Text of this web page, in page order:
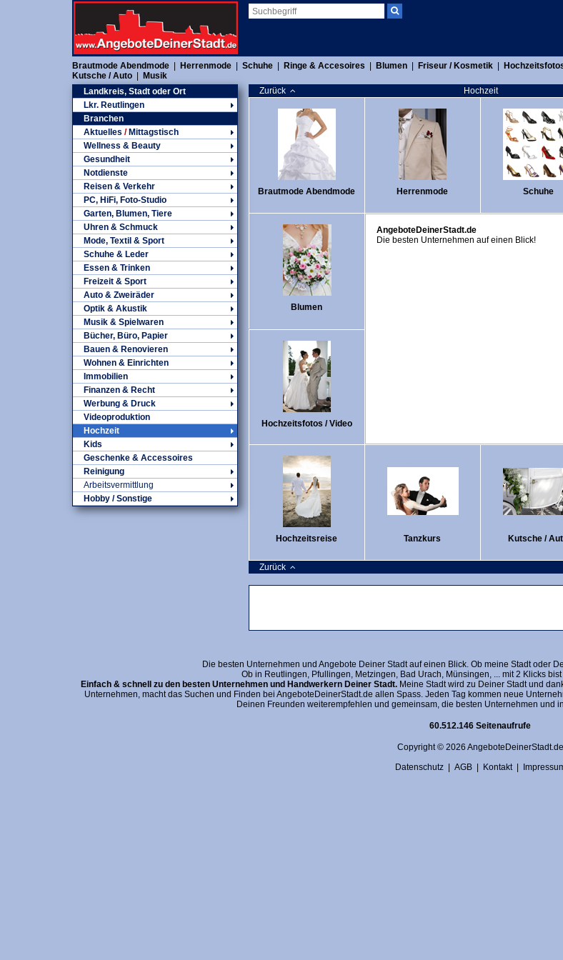
Brautmode Abendmode Herrenmode Schuhe Ringe & Accesoires Blumen Friseur / Kosmetik
Kutsche / Auto
Musik
Landkreis, Stadt oder Ort
Lkr. Reutlingen
Branchen
Aktuelles /Mittagstisch
Wellness & Beauty
Gesundheit
Notdienste
Reisen & Verkehr
PC, HiFi, Foto-Studio
Garten, Blumen, Tiere
Uhren & Schmuck
Mode, Textil & Sport
Schuhe & Leder
Essen & Trinken
Freizeit & Sport
Auto & Zweiräder
Optik & Akustik
Musik & Spielwaren
Bücher, Büro, Papier
Bauen & Renovieren
Wohnen & Einrichten
Immobilien
Finanzen & Recht
Werbung & Druck
Videoproduktion
Hochzeit
Kids
Geschenke & Accessoires
Reinigung
Arbeitsvermittlung
Hobby / Sonstige
Zurück Hochzeit
Brautmode Abendmode Herrenmode Schuhe
Blumen
AngeboteDeinerStadt.de
Die besten Unternehmen auf einen Blick!
Hochzeitsfotos / Video
Hochzeitsreise Tanzkurs Kutsche /
Zurück
Die besten Unternehmen und Angebote Deiner Stadt auf einen Blick. Ob meine Stadt oder
Ob in Reutlingen, Pfullingen, Metzingen, Bad Urach, Münsingen, ... mit 2 Klicks
Einfach & schnell zu den besten Unternehmen und Handwerkern Deiner Stadt.Meine Stadt wird zu Deiner Stadt und
Unternehmen, macht das Suchen und Finden bei AngeboteDeinerStadt.de allen Spass. Jeden Tag kommen neue
Deinen Freunden weiterempfehlen und gemeinsam, die besten Unternehmen und
60.512.146 Seitenaufrufe
Copyright © 2026 AngeboteDeinerStadt.de
Datenschutz| AGB| Kontakt|